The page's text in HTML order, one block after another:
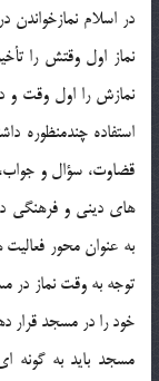
در اسلام
نماز اول وقتش را
نمازش را اول وقت و
استفاده چندمنظوره
قضاوت، سؤال و جواب،
های دینی و فرهنگی
به عنوان محور فعالیت
توجه به وقت نماز در
خود را در مسجد قرار
مسجد باید به گونه